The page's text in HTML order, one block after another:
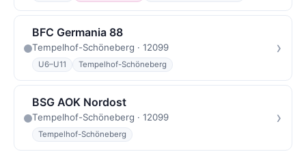
BFC Germania 88
Tempelhof-Schöneberg · 12099
U6–U11 Tempelhof-Schöneberg
›
BSG AOK Nordost
Tempelhof-Schöneberg · 12099
Tempelhof-Schöneberg
›